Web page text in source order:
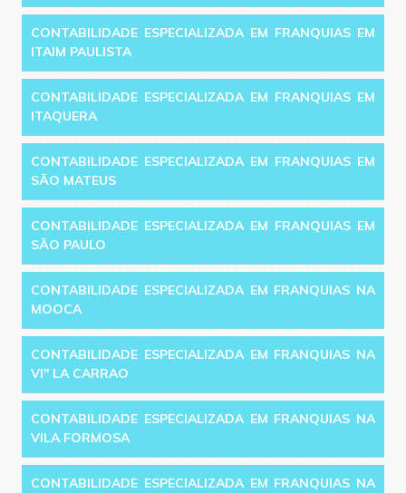
CONTABILIDADE ESPECIALIZADA EM FRANQUIAS EM
ITAIM PAULISTA
CONTABILIDADE ESPECIALIZADA EM FRANQUIAS EM
ITAQUERA
CONTABILIDADE ESPECIALIZADA EM FRANQUIAS EM
SÃO MATEUS
CONTABILIDADE ESPECIALIZADA EM FRANQUIAS EM
SÃO PAULO
CONTABILIDADE ESPECIALIZADA EM FRANQUIAS NA
MOOCA
CONTABILIDADE ESPECIALIZADA EM FRANQUIAS NA
VI'' LA CARRAO
CONTABILIDADE ESPECIALIZADA EM FRANQUIAS NA
VILA FORMOSA
CONTABILIDADE ESPECIALIZADA EM FRANQUIAS NA